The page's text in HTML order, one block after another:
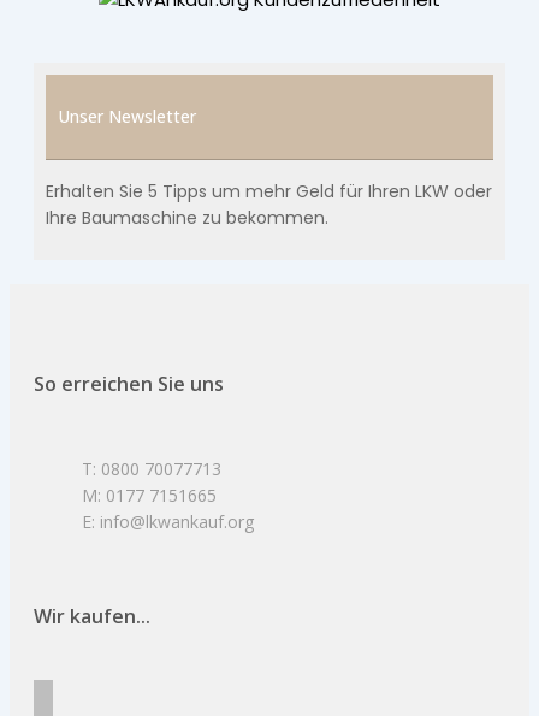
Unser Newsletter
Erhalten Sie 5 Tipps um mehr Geld für Ihren LKW oder
Ihre Baumaschine zu bekommen.
So erreichen Sie uns
T: 0800 70077713
M: 0177 7151665
E: info@lkwankauf.org
Wir kaufen...